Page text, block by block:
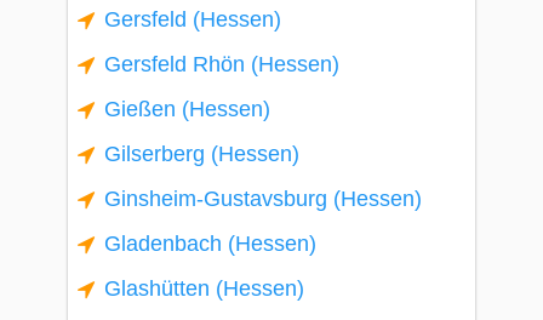
Gersfeld (Hessen)
Gersfeld Rhön (Hessen)
Gießen (Hessen)
Gilserberg (Hessen)
Ginsheim-Gustavsburg (Hessen)
Gladenbach (Hessen)
Glashütten (Hessen)